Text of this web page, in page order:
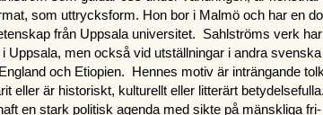
som uttrycksform. Hon bor i Malmö och har en
från Uppsala universitet. Sahlströms verk
i Uppsala, men också vid utställningar i andra
och Etiopien. Hennes motiv är inträngande
eller är historiskt, kulturellt eller litterärt
en stark politisk agenda med sikte på mänskliga